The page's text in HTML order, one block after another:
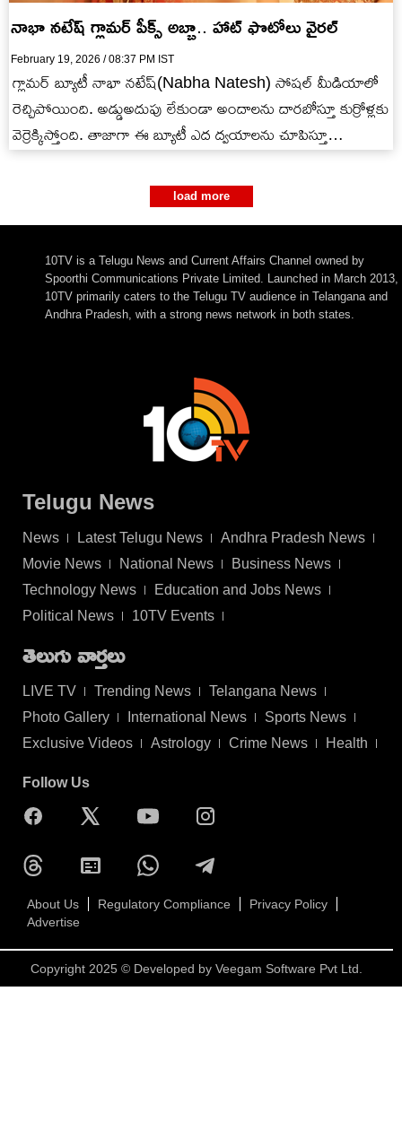
నాభా నటేష్ గ్లామర్ పీక్స్ అబ్బా.. హాట్ ఫొటోలు వైరల్
February 19, 2026 / 08:37 PM IST
గ్లామర్ బ్యూటీ నాభా నటేష్(Nabha Natesh) సోషల్ మీడియాలో
రెచ్చిపోయింది. అడ్డుఅదుపు లేకుండా అందాలను దారబోస్తూ కుర్రోళ్లకు
వెర్రెక్కిస్తోంది. తాజాగా ఈ బ్యూటీ ఎద ద్వయాలను చూపిస్తూ
load more
10TV is a Telugu News and Current Affairs Channel owned by
Spoorthi Communications Private Limited. Launched in March 2013,
10TV primarily caters to the Telugu TV audience in Telangana and
Andhra Pradesh, with a strong news network in both states.
Telugu News
News Latest Telugu News
Andhra Pradesh News
Movie News
National News
Business News
Technology News
Education and Jobs News
Political News
10TV Events
తెలుగు వార్తలు
LIVE TV Trending News
Telangana News
Photo Gallery
International News
Sports News
Exclusive Videos
Astrology Crime News Health
Follow Us
About Us Regulatory Compliance
Privacy Policy
Advertise
Copyright 2025 © Developed by Veegam Software Pvt Ltd.